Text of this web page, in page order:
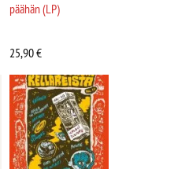
päähän (LP)
25,90€